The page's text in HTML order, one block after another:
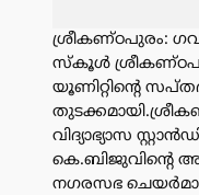
ശ്രീകണ്ഠപുരം:
സ്കൂൾ
യൂണിറ്റിന്റെ
വിദ്യാഭ്യാസ
കെ.ബിജുവിന്റെ
നഗരസഭ